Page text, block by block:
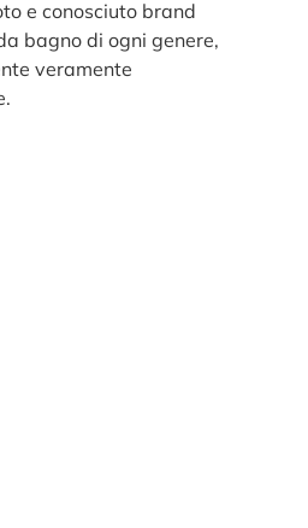
e conosciuto brand
bagno di ogni genere,
veramente